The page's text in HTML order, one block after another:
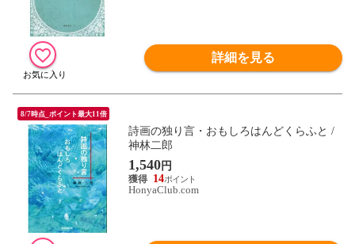
詳細を見る
8/7時点_ポイント最大11倍
詩画の独り言・おもしろはんどくらふと /
神林二郎
1,540円
14
HonyaClub.com